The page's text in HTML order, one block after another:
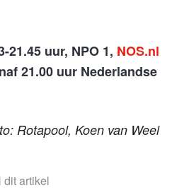
21.45 uur, NPO 1, NOS.nl
21.00 uur Nederlandse
Rotapool, Koen van Weel
dit artikel